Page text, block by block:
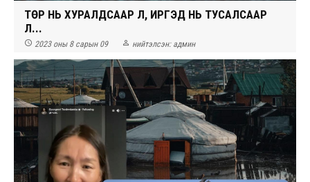
ТӨР НЬ ХУРАЛДСААР Л, ИРГЭД НЬ ТУСАЛСААР
Л...
 2023 оны 8 сарын 09  нийтэлсэн: админ